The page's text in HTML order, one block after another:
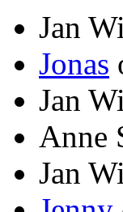
Jan
Jonas
Jan
Anne
Jan